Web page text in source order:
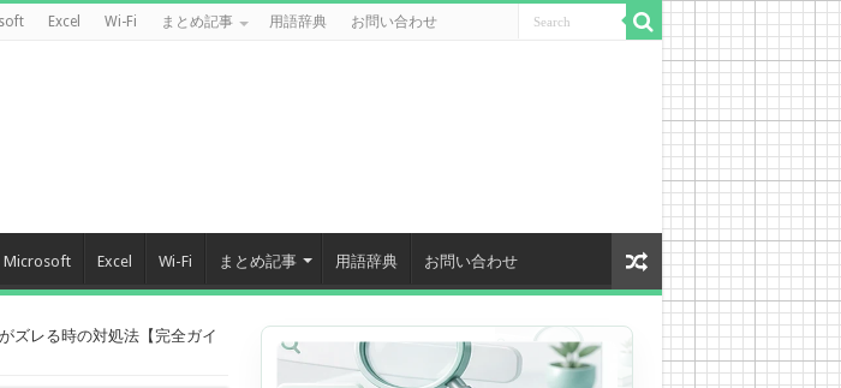
Excel Wi-Fi まとめ記事 用語辞典 お問い合わせ
Microsoft Excel Wi-Fi まとめ記事 用語辞典 お問い合わせ
ズレる時の対処法【完全ガイ